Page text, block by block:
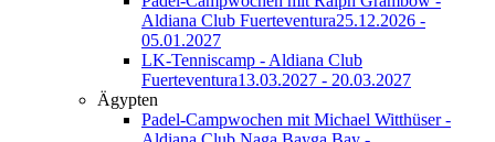
Aldiana Club Fuerteventura25.12.2026 -
05.01.2027
LK-Tenniscamp - Aldiana Club
Fuerteventura13.03.2027 - 20.03.2027
Ägypten
Padel-Campwochen mit Michael Witthüser -